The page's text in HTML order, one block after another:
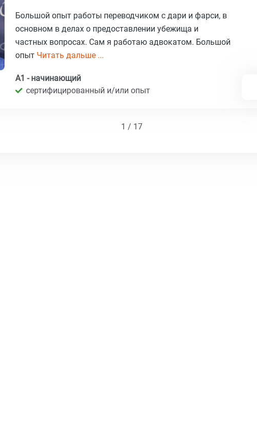
Большой опыт работы переводчиком с дари и фарси, в
основном в делах о предоставлении убежища и
частных вопросах. Сам я работаю адвокатом. Большой
опыт Читать дальше ...
A1 - начинающий
сертифицированный и/или опыт
1 / 17